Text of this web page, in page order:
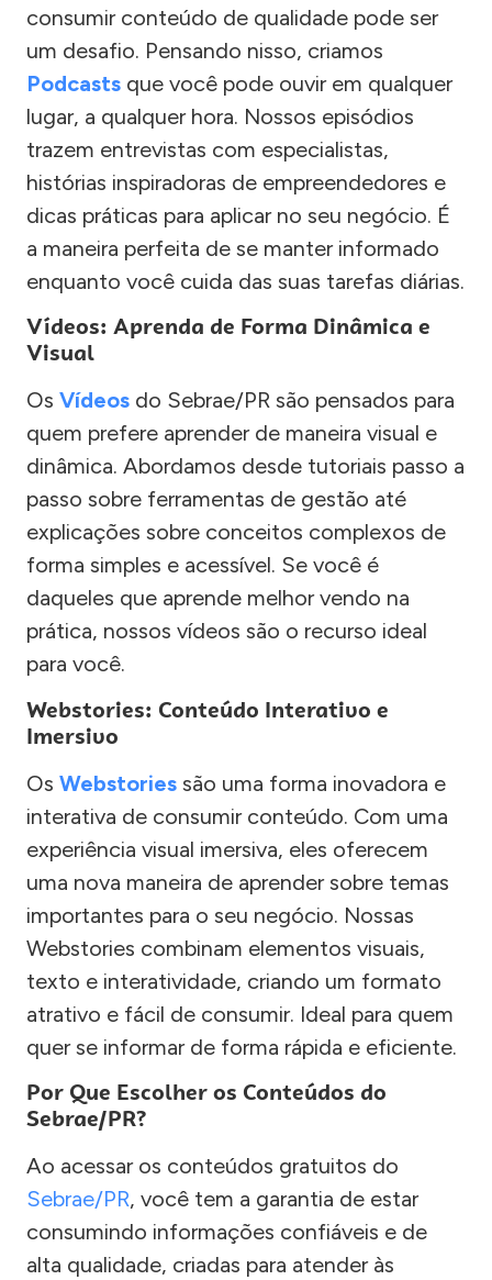
consumir conteúdo de qualidade pode ser
um desafio. Pensando nisso, criamos
Podcasts que você pode ouvir em qualquer
lugar, a qualquer hora. Nossos episódios
trazem entrevistas com especialistas,
histórias inspiradoras de empreendedores e
dicas práticas para aplicar no seu negócio. É
a maneira perfeita de se manter informado
enquanto você cuida das suas tarefas diárias.
Vídeos: Aprenda de Forma Dinâmica e
Visual
Os Vídeos do Sebrae/PR são pensados para
quem prefere aprender de maneira visual e
dinâmica. Abordamos desde tutoriais passo a
passo sobre ferramentas de gestão até
explicações sobre conceitos complexos de
forma simples e acessível. Se você é
daqueles que aprende melhor vendo na
prática, nossos vídeos são o recurso ideal
para você.
Webstories: Conteúdo Interativo e
Imersivo
Os Webstories são uma forma inovadora e
interativa de consumir conteúdo. Com uma
experiência visual imersiva, eles oferecem
uma nova maneira de aprender sobre temas
importantes para o seu negócio. Nossas
Webstories combinam elementos visuais,
texto e interatividade, criando um formato
atrativo e fácil de consumir. Ideal para quem
quer se informar de forma rápida e eficiente.
Por Que Escolher os Conteúdos do
Sebrae/PR?
Ao acessar os conteúdos gratuitos do
Sebrae/PR, você tem a garantia de estar
consumindo informações confiáveis e de
alta qualidade, criadas para atender às